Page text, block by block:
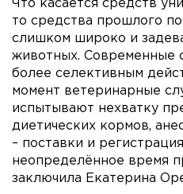
Что касается средств
то средства прошлого
слишком широко и
животных. Современные
более селективным
момент ветеринарные
испытывают нехватку
диетических кормов,
– поставки и
неопределённое время
заключила Екатерина